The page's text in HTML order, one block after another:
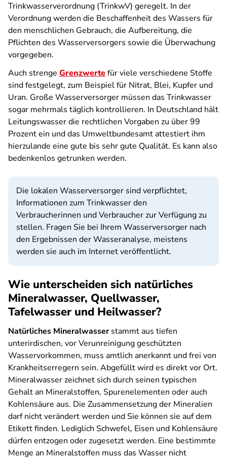
Trinkwasserverordnung (TrinkwV) geregelt. In der
Verordnung werden die Beschaffenheit des Wassers für
den menschlichen Gebrauch, die Aufbereitung, die
Pflichten des Wasserversorgers sowie die Überwachung
vorgegeben.
Auch strenge Grenzwertefür viele verschiedene Stoffe
sind festgelegt, zum Beispiel für Nitrat, Blei, Kupfer und
Uran. Große Wasserversorger müssen das Trinkwasser
sogar mehrmals täglich kontrollieren. In Deutschland hält
Leitungswasser die rechtlichen Vorgaben zu über 99
Prozent ein und das Umweltbundesamt attestiert ihm
hierzulande eine gute bis sehr gute Qualität. Es kann also
bedenkenlos getrunken werden.
Die lokalen Wasserversorger sind verpflichtet,
Informationen zum Trinkwasser den
Verbraucherinnen und Verbraucher zur Verfügung zu
stellen. Fragen Sie bei Ihrem Wasserversorger nach
den Ergebnissen der Wasseranalyse, meistens
werden sie auch im Internet veröffentlicht.
Wie unterscheiden sich natürliches
Mineralwasser, Quellwasser,
Tafelwasser und Heilwasser?
Natürliches Mineralwasserstammt aus tiefen
unterirdischen, vor Verunreinigung geschützten
Wasservorkommen, muss amtlich anerkannt und frei von
Krankheitserregern sein. Abgefüllt wird es direkt vor Ort.
Mineralwasser zeichnet sich durch seinen typischen
Gehalt an Mineralstoffen, Spurenelementen oder auch
Kohlensäure aus. Die Zusammensetzung der Mineralien
darf nicht verändert werden und Sie können sie auf dem
Etikett finden. Lediglich Schwefel, Eisen und Kohlensäure
dürfen entzogen oder zugesetzt werden. Eine bestimmte
Menge an Mineralstoffen muss das Wasser nicht